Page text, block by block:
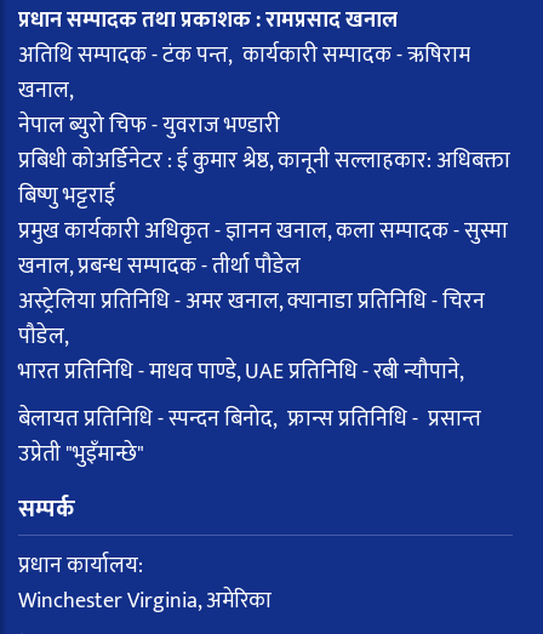
प्रधान सम्पादक तथा प्रकाशक : रामप्रसाद खनाल
अतिथि सम्पादक - टंक पन्त, कार्यकारी सम्पादक - ऋषिराम
खनाल,
नेपाल ब्युरो चिफ - युवराज भण्डारी
प्रबिधी कोअर्डिनेटर : ई कुमार श्रेष्ठ, कानूनी सल्लाहकार: अधिबक्ता
बिष्णु भट्टराई
प्रमुख कार्यकारी अधिकृत - ज्ञानन खनाल, कला सम्पादक - सुस्मा
खनाल, प्रबन्ध सम्पादक - तीर्था पौडेल
अस्ट्रेलिया प्रतिनिधि - अमर खनाल, क्यानाडा प्रतिनिधि - चिरन
पौडेल,
भारत प्रतिनिधि - माधव पाण्डे, UAE प्रतिनिधि - रबी न्यौपाने,
बेलायत प्रतिनिधि - स्पन्दन बिनोद, फ्रान्स प्रतिनिधि - प्रसान्त
उप्रेती "भुइँमान्छे"
सम्पर्क
प्रधान कार्यालय:
Winchester Virginia, अमेरिका